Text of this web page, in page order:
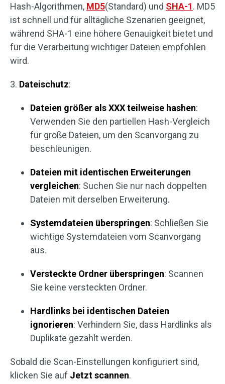
Hash-Algorithmen, MD5(Standard) und SHA-1. MD5
ist schnell und für alltägliche Szenarien geeignet,
während SHA-1 eine höhere Genauigkeit bietet und
für die Verarbeitung wichtiger Dateien empfohlen
wird.
3. Dateischutz:
Dateien größer als XXX teilweise hashen:
Verwenden Sie den partiellen Hash-Vergleich
für große Dateien, um den Scanvorgang zu
beschleunigen.
Dateien mit identischen Erweiterungen
vergleichen: Suchen Sie nur nach doppelten
Dateien mit derselben Erweiterung.
Systemdateien überspringen: Schließen Sie
wichtige Systemdateien vom Scanvorgang
aus.
Versteckte Ordner überspringen: Scannen
Sie keine versteckten Ordner.
Hardlinks bei identischen Dateien
ignorieren: Verhindern Sie, dass Hardlinks als
Duplikate gezählt werden.
Sobald die Scan-Einstellungen konfiguriert sind,
klicken Sie auf Jetzt scannen.